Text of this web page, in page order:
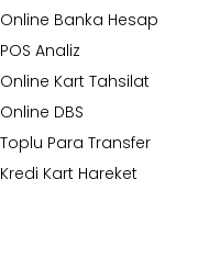
Online Banka Hesap
POS Analiz
Online Kart Tahsilat
Online DBS
Toplu Para Transfer
Kredi Kart Hareket